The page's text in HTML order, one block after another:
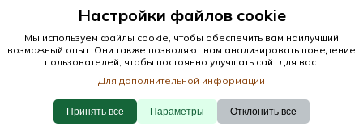
Настройки файлов cookie
Мы используем файлы cookie, чтобы обеспечить вам наилучший
возможный опыт. Они также позволяют нам анализировать поведение
пользователей, чтобы постоянно улучшать сайт для вас.
Для дополнительной информации
Принять все Параметры Отклонить все